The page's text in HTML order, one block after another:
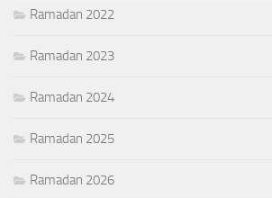
Ramadan 2022
Ramadan 2023
Ramadan 2024
Ramadan 2025
Ramadan 2026